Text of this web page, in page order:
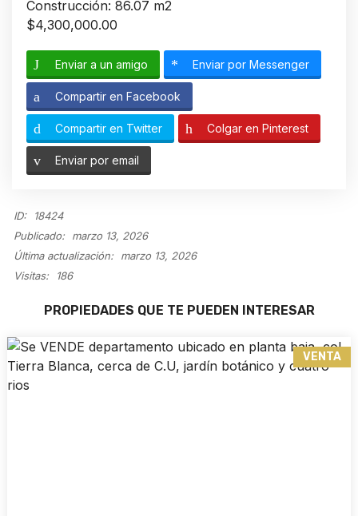
Construcción: 86.07 m2
$4,300,000.00
Enviar a un amigo Enviar por Messenger
Compartir en Facebook
Compartir en Twitter Colgar en Pinterest
Enviar por email
ID:
18424
Publicado:
marzo 13, 2026
Última actualización:
marzo 13, 2026
Visitas:
186
PROPIEDADES QUE TE PUEDEN INTERESAR
VENTA